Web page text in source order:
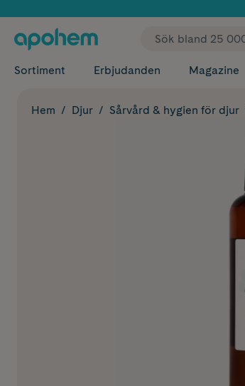
Sortiment Erbjudanden Magazine
Hem Djur Sårvård & hygien för djur